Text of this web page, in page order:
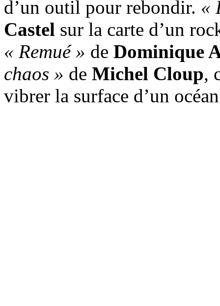
d’un outil pour rebondir. «
Castel sur la carte d’un
« Remué » de Dominique
chaos » de Michel Cloup,
vibrer la surface d’un